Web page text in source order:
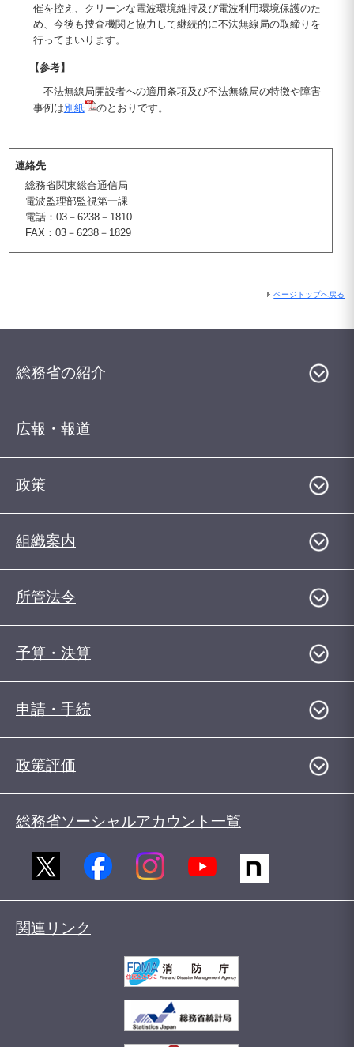
催を控え、クリーンな電波環境維持及び電波利用環境保護のた
め、今後も捜査機関と協力して継続的に不法無線局の取締りを
行ってまいります。
【参考】
不法無線局開設者への適用条項及び不法無線局の特徴や障害
事例は別紙 のとおりです。
連絡先
総務省関東総合通信局
電波監理部監視第一課
電話：03－6238－1810
FAX：03－6238－1829
ページトップへ戻る
総務省の紹介
広報・報道
政策
組織案内
所管法令
予算・決算
申請・手続
政策評価
総務省ソーシャルアカウント一覧
関連リンク